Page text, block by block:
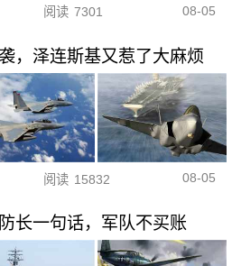
阅读 7301 08-05
，泽连斯基又惹了大麻烦
阅读 15832 08-05
长一句话，军队不买账